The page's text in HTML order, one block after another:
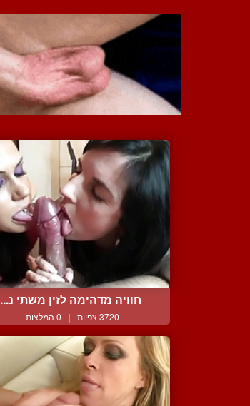
חוויה מדהימה לזין משתי נ...
3720 צפיות | 0 המלצות